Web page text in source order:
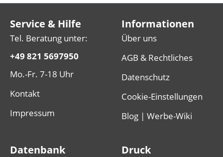
Service & Hilfe
Tel. Beratung unter:
+49 821 5697950
Mo.-Fr. 7-18 Uhr
Kontakt
Impressum
Informationen
Über uns
AGB & Rechtliches
Datenschutz
Cookie-Einstellungen
Blog | Werbe-Wiki
Datenbank Druck